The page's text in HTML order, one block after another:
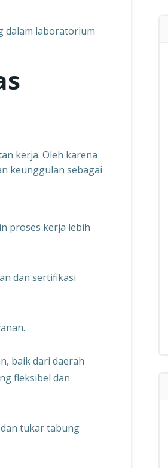
dalam laboratorium
kerja. Oleh karena
keunggulan sebagai
proses kerja lebih
dan sertifikasi
baik dari daerah
fleksibel dan
tukar tabung